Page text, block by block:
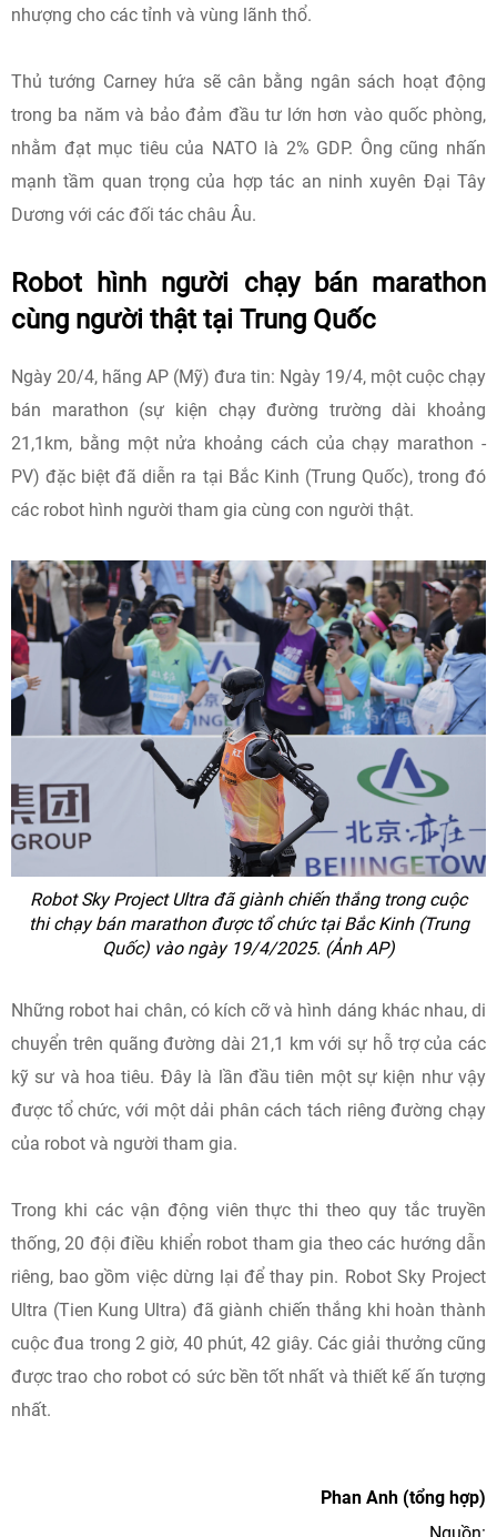
nhượng cho các tỉnh và vùng lãnh thổ.
Thủ tướng Carney hứa sẽ cân bằng ngân sách hoạt động
trong ba năm và bảo đảm đầu tư lớn hơn vào quốc phòng,
nhằm đạt mục tiêu của NATO là 2% GDP. Ông cũng nhấn
mạnh tầm quan trọng của hợp tác an ninh xuyên Đại Tây
Dương với các đối tác châu Âu.
Robot hình người chạy bán marathon
cùng người thật tại Trung Quốc
Ngày 20/4, hãng AP (Mỹ) đưa tin: Ngày 19/4, một cuộc chạy
bán marathon (sự kiện chạy đường trường dài khoảng
21,1km, bằng một nửa khoảng cách của chạy marathon -
PV) đặc biệt đã diễn ra tại Bắc Kinh (Trung Quốc), trong đó
các robot hình người tham gia cùng con người thật.
Robot Sky Project Ultra đã giành chiến thắng trong cuộc
thi chạy bán marathon được tổ chức tại Bắc Kinh (Trung
Quốc) vào ngày 19/4/2025. (Ảnh AP)
Những robot hai chân, có kích cỡ và hình dáng khác nhau, di
chuyển trên quãng đường dài 21,1 km với sự hỗ trợ của các
kỹ sư và hoa tiêu. Đây là lần đầu tiên một sự kiện như vậy
được tổ chức, với một dải phân cách tách riêng đường chạy
của robot và người tham gia.
Trong khi các vận động viên thực thi theo quy tắc truyền
thống, 20 đội điều khiển robot tham gia theo các hướng dẫn
riêng, bao gồm việc dừng lại để thay pin. Robot Sky Project
Ultra (Tien Kung Ultra) đã giành chiến thắng khi hoàn thành
cuộc đua trong 2 giờ, 40 phút, 42 giây. Các giải thưởng cũng
được trao cho robot có sức bền tốt nhất và thiết kế ấn tượng
nhất.
Phan Anh (tổng hợp)